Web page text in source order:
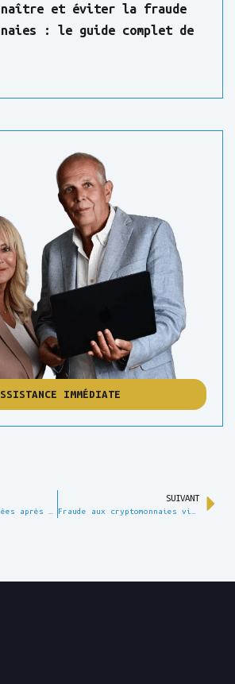
et éviter la fraude
: le guide complet de
IMMÉDIATE
SUIVANT